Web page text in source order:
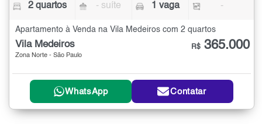
2 quartos - suíte 1 vaga -
Apartamento à Venda na Vila Medeiros com 2 quartos
Vila Medeiros
Zona Norte - São Paulo
R$ 365.000
WhatsApp Contatar